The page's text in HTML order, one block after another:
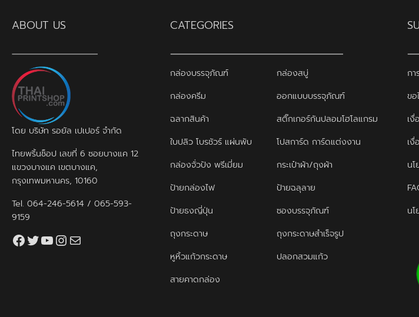
ABOUT US
โดย บริษัท รอยัล เปเปอร์ จำกัด
ไทยพริ้นช็อป เลขที่ 6 ซอยบางแค 12
แขวงบางแค เขตบางแค,
กรุงเทพมหานคร, 10160
Tel. 064-246-5614 / 065-593-
9159
Facebook
Twitter
YouTube
Instagram
thaiprintshop.aw@gmail.com
CATEGORIES
กล่องบรรจุภัณฑ์
กล่องสบู่
กล่องครีม
ออกแบบบรรจุภัณฑ์
ฉลากสินค้า
สติ๊กเกอร์กันปลอมโฮโลแกรม
ใบปลิว โบรชัวร์ แผ่นพับ
โปสการ์ด การ์ดแต่งงาน
กล่องจั่วปัง พรีเมี่ยม
กระเป๋าผ้า/ถุงผ้า
ป้ายกล่องไฟ
ป้ายฉลุลาย
ป้ายธงญี่ปุ่น
ซองบรรจุภัณฑ์
ถุงกระดาษ
ถุงกระดาษสำเร็จรูป
หูหิ้วแก้วกระดาษ
ปลอกสวมแก้ว
สายคาดกล่อง
ก
ขอ
เงื่
เงื่
น
น